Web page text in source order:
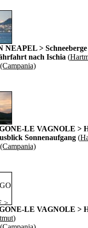
NEAPEL >
nach Ischia (
LE VAGNOLE >
Sonnenaufgang (
LE VAGNOLE >
)